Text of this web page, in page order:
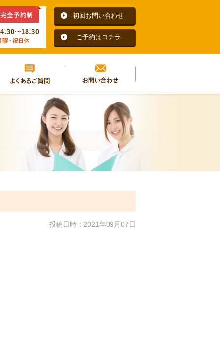
初回お問い合わせ
ご予約はコチラ
投稿日時：2021年09月07日
よくあるご質問 お問い合わせ